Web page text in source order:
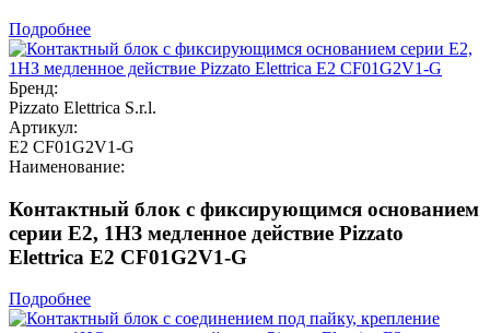
Подробнее
Бренд:
Pizzato Elettrica S.r.l.
Артикул:
E2 CF01G2V1-G
Наименование:
Контактный блок с фиксирующимся основанием
серии E2, 1НЗ медленное действие Pizzato
Elettrica E2 CF01G2V1-G
Подробнее